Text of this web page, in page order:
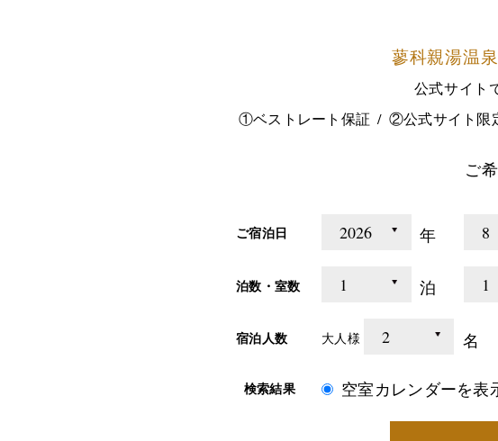
蓼科親湯温
公式サイト
①ベストレート保証
②公式サイト限
ご
ご宿泊日 年
泊数・室数 泊
宿泊人数 大人様 名
検索結果 空室カレンダーを表